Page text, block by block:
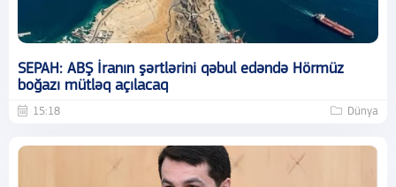
SEPAH: ABŞ İranın şərtlərini qəbul edəndə Hörmüz
boğazı mütləq açılacaq
15:18 Dünya